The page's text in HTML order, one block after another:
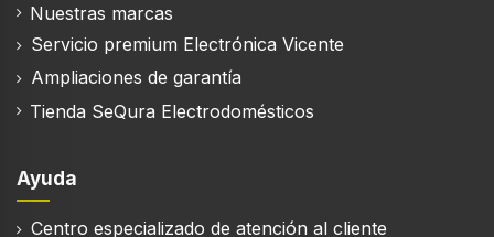
Nuestras marcas
Servicio premium Electrónica Vicente
Ampliaciones de garantía
Tienda SeQura Electrodomésticos
Ayuda
Centro especializado de atención al cliente